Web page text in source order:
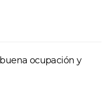
ocupación y